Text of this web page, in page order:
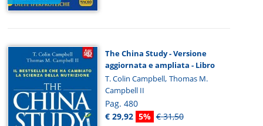
The China Study - Versione
aggiornata e ampliata - Libro
T. Colin Campbell, Thomas M.
Campbell II
Pag. 480
€ 29,92 5% € 31,50